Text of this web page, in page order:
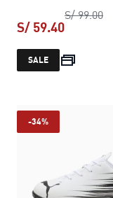
S/ 99.00
S/ 59.40
precio
SALE
-34%